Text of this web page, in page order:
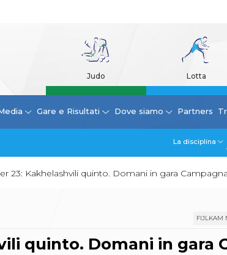
Judo Lotta
Gare e Risultati Dove siamo Partners
La disciplina
23: Kakhelashvili quinto. Domani in gara
FIJLKAM
quinto. Domani in gara